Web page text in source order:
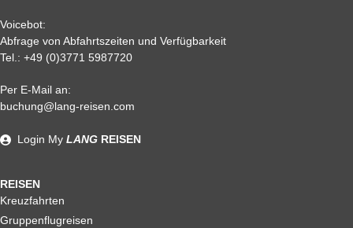
Alle weiteren Stronierungsbedingungen entnehmen Sie bitte
unseren AGB. Wir empfehlen Ihnen den Abschluss einer
Reiserücktrittskostenversicherung
Voicebot:
Abfrage von Abfahrtszeiten und Verfügbarkeit
Tel.: +49 (0)3771 5987720
Per E-Mail an:
buchung@lang-reisen.com
REISEN
Kreuzfahrten
Gruppenflugreisen
Login My LANG REISEN